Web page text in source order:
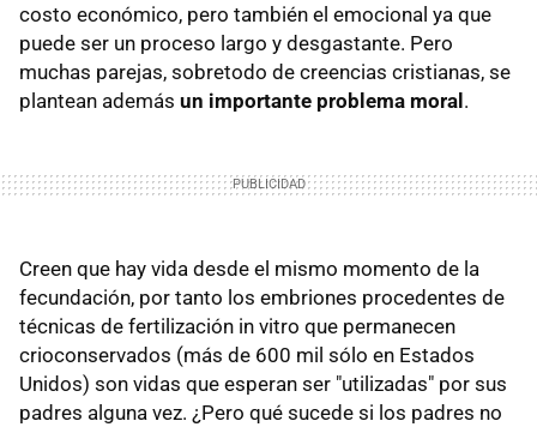
costo económico, pero también el emocional ya que
puede ser un proceso largo y desgastante. Pero
muchas parejas, sobretodo de creencias cristianas, se
plantean además un importante problema moral .
Creen que hay vida desde el mismo momento de la
fecundación, por tanto los embriones procedentes de
técnicas de fertilización in vitro que permanecen
crioconservados (más de 600 mil sólo en Estados
Unidos) son vidas que esperan ser "utilizadas" por sus
padres alguna vez. ¿Pero qué sucede si los padres no